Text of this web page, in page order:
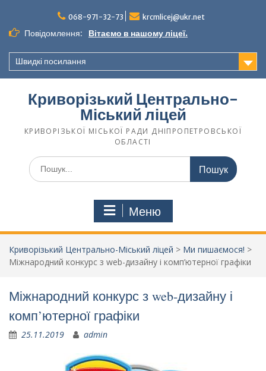
068-971-32-73 krcmlicej@ukr.net
Повідомлення: Вітаємо в нашому ліцеї.
Швидкі посилання
Криворізький Центрально-
Міський ліцей
КРИВОРІЗЬКОЇ МІСЬКОЇ РАДИ ДНІПРОПЕТРОВСЬКОЇ
ОБЛАСТІ
Меню
Криворізький Центрально-Міський ліцей > Ми пишаємося! >
Міжнародний конкурс з web-дизайну і комп’ютерної графіки
Міжнародний конкурс з web-дизайну і
комп’ютерної графіки
25.11.2019 admin